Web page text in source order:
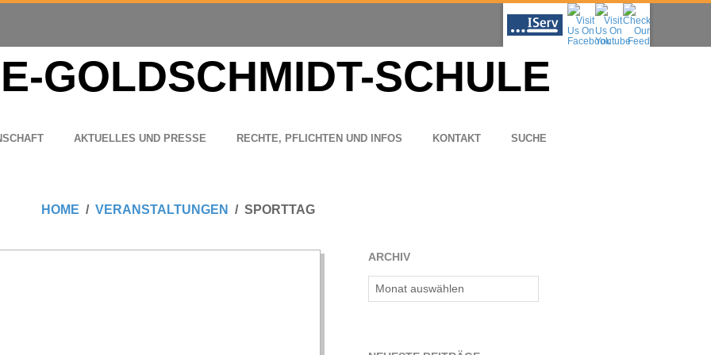
AKTU­EL­LES UND PRESSE RECHTE, PFLICH­TEN UND INFOS KON­TAKT SUCHE
HOME VERANSTALTUNGEN SPORTTAG
ARCHIV
Archiv